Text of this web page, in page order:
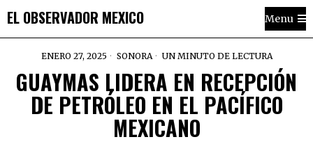
EL OBSERVADOR MEXICO Menu
ENERO 27, 2025 SONORA UN MINUTO DE LECTURA
GUAYMAS LIDERA EN RECEPCIÓN
DE PETRÓLEO EN EL PACÍFICO
MEXICANO